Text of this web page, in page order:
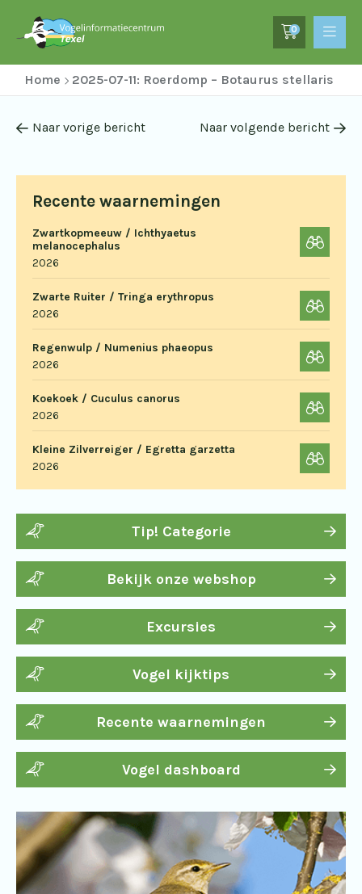
0
Home 2025-07-11: Roerdomp – Botaurus stellaris
Recente waarnemingen
Zwartkopmeeuw / Ichthyaetus
melanocephalus
2026
Zwarte Ruiter / Tringa erythropus
2026
Regenwulp / Numenius phaeopus
2026
Koekoek / Cuculus canorus
2026
Kleine Zilverreiger / Egretta garzetta
2026
Tip! Categorie
Bekijk onze webshop
Excursies
Vogel kijktips
Recente waarnemingen
Vogel dashboard
Naar vorige bericht Naar volgende bericht